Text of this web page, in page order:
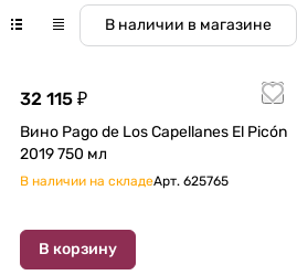
В наличии в магазине
32 115 ₽
Вино Pago de Los Capellanes El Picón
2019 750 мл
В наличии на складеАрт. 625765
В корзину